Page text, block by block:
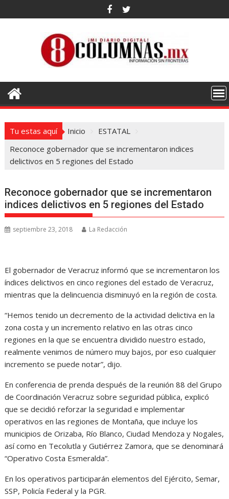
al
Tu estas aquí Inicio
ESTATAL
Reconoce gobernador que se incrementaron indices
delictivos en 5 regiones del Estado
Reconoce gobernador que se incrementaron
indices delictivos en 5 regiones del Estado
septiembre 23, 2018 La Redacción
El gobernador de Veracruz informó que se incrementaron los
índices delictivos en cinco regiones del estado de Veracruz,
mientras que la delincuencia disminuyó en la región de costa.
“Hemos tenido un decremento de la actividad delictiva en la
zona costa y un incremento relativo en las otras cinco
regiones en la que se encuentra dividido nuestro estado,
realmente venimos de número muy bajos, por eso cualquier
incremento se puede notar”, dijo.
En conferencia de prenda después de la reunión 88 del Grupo
de Coordinación Veracruz sobre seguridad pública, explicó
que se decidió reforzar la seguridad e implementar
operativos en las regiones de Montaña, que incluye los
municipios de Orizaba, Río Blanco, Ciudad Mendoza y Nogales,
así como en Tecolutla y Gutiérrez Zamora, que se denominará
“Operativo Costa Esmeralda”.
En los operativos participarán elementos del Ejército, Semar,
SSP, Policía Federal y la PGR.